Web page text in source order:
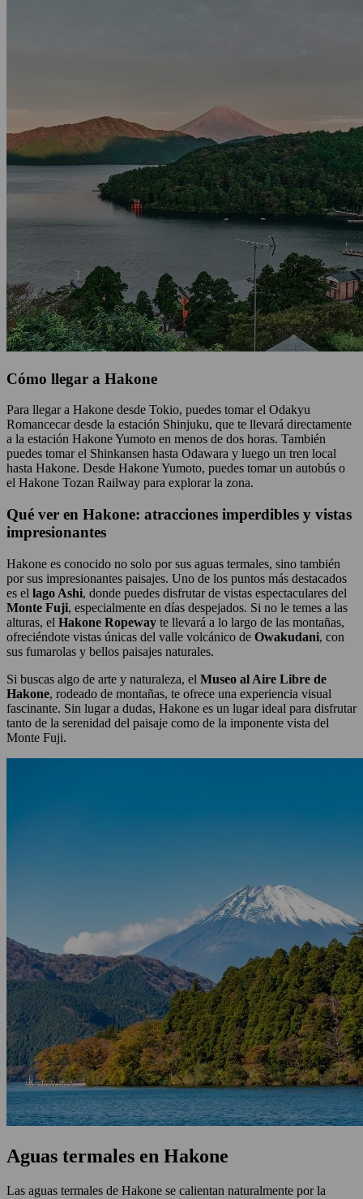
Cómo llegar a Hakone
Para llegar a Hakone desde Tokio, puedes tomar el Odakyu
Romancecar desde la estación Shinjuku, que te llevará directamente
a la estación Hakone Yumoto en menos de dos horas. También
puedes tomar el Shinkansen hasta Odawara y luego un tren local
hasta Hakone. Desde Hakone Yumoto, puedes tomar un autobús o
el Hakone Tozan Railway para explorar la zona.
Qué ver en Hakone: atracciones imperdibles y vistas
impresionantes
Hakone es conocido no solo por sus aguas termales, sino también
por sus impresionantes paisajes. Uno de los puntos más destacados
es el lago Ashi, donde puedes disfrutar de vistas espectaculares del
Monte Fuji, especialmente en días despejados. Si no le temes a las
alturas, el Hakone Ropeway te llevará a lo largo de las montañas,
ofreciéndote vistas únicas del valle volcánico de Owakudani, con
sus fumarolas y bellos paisajes naturales.
Si buscas algo de arte y naturaleza, el Museo al Aire Libre de
Hakone, rodeado de montañas, te ofrece una experiencia visual
fascinante. Sin lugar a dudas, Hakone es un lugar ideal para disfrutar
tanto de la serenidad del paisaje como de la imponente vista del
Monte Fuji.
Aguas termales en Hakone
Las aguas termales de Hakone se calientan naturalmente por la